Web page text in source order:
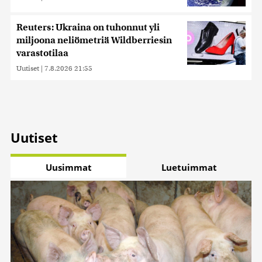
Reuters: Ukraina on tuhonnut yli
miljoona neliömetriä Wildberriesin
varastotilaa
Uutiset | 7.8.2026 21:55
Uutiset
Uusimmat Luetuimmat